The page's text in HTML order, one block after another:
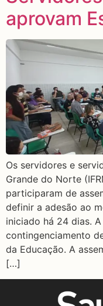
aprovam
Os servidores e
Grande do Norte
participaram de
definir a adesão ao
iniciado há 24 dias.
contingenciamento
da Educação. A
[…]